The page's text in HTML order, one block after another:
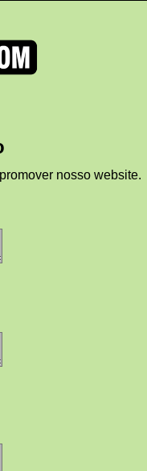
nosso website.